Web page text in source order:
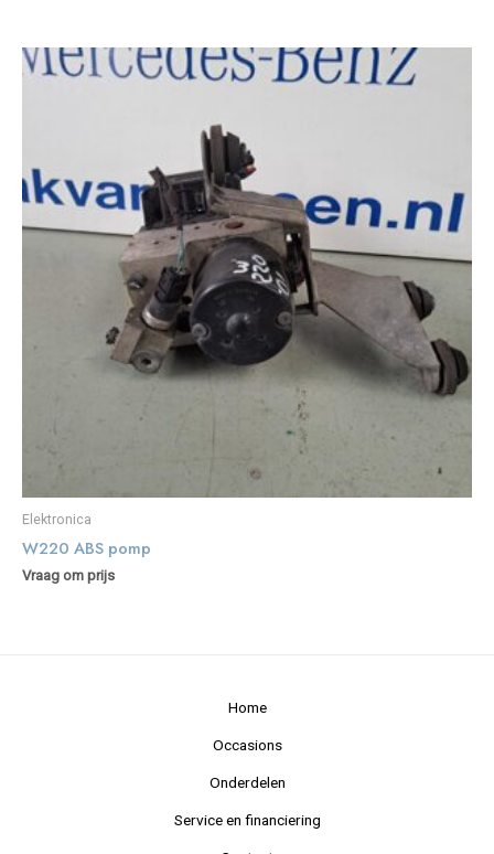
Elektronica
W220 ABS pomp
Vraag om prijs
Home
Occasions
Onderdelen
Service en financiering